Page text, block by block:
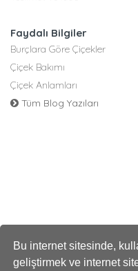
Bu internet sitesinde,
geliştirmek ve internet
Faydalı Bilgiler
Burçlara Göre Çiçekler
Çiçek Bakımı
Çiçek Anlamları
Tüm Blog Yazıları